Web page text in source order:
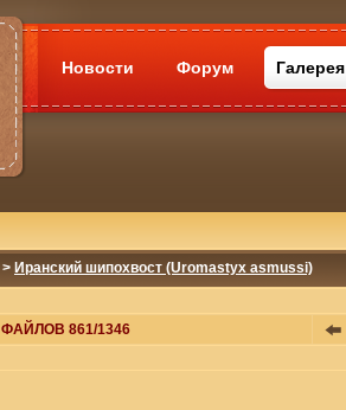
Новости Форум Галерея
> Иранский шипохвост (Uromastyx asmussi)
ФАЙЛОВ 861/1346